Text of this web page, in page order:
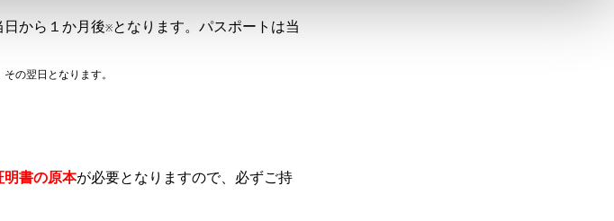
から１か月後※となります。パスポートは当
その翌日となります。
明書の原本が必要となりますので、必ずご持